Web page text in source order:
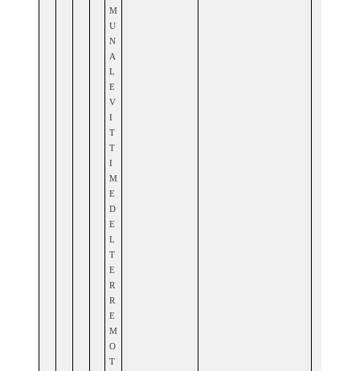
M
U
N
A
L
E
V
I
T
T
I
M
E
D
E
L
T
E
R
R
E
M
O
T